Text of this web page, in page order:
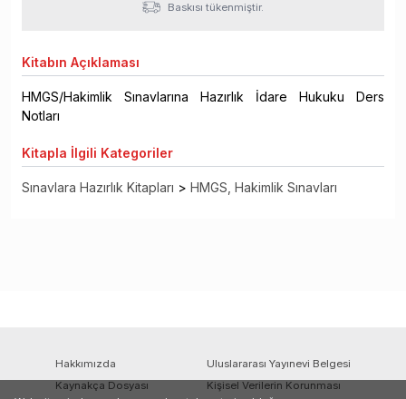
Baskısı tükenmiştir.
Kitabın Açıklaması
HMGS/Hakimlik Sınavlarına Hazırlık İdare Hukuku Ders
Notları
Kitapla İlgili Kategoriler
Sınavlara Hazırlık Kitapları > HMGS, Hakimlik Sınavları
Hakkımızda
Uluslararası Yayınevi Belgesi
Kaynakça Dosyası
Kişisel Verilerin Korunması